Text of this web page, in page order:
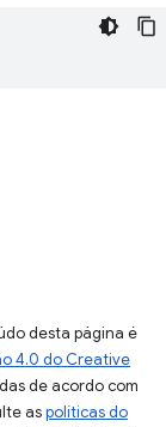
desta página é
4.0 do Creative
de acordo com
aspolíticas do